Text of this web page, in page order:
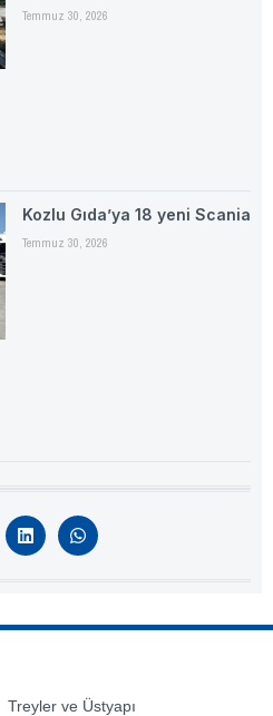
Temmuz 30, 2026
Kozlu Gıda’ya 18 yeni Scania
Temmuz 30, 2026
Treyler ve Üstyapı